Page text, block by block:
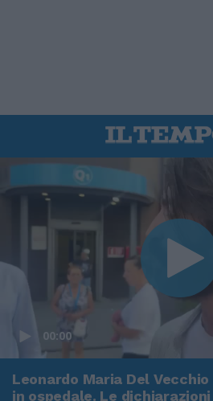
00:00
Leonardo Maria Del
in ospedale. Le